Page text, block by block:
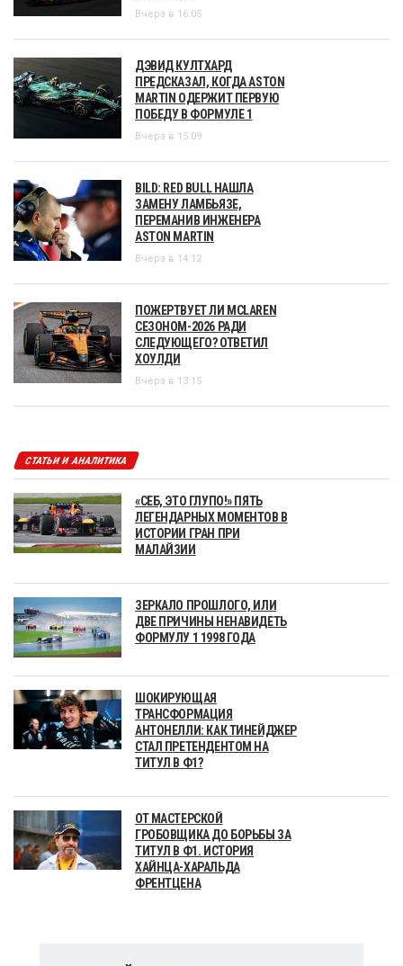
Вчера в 16:05
ДЭВИД КУЛТХАРД
ПРЕДСКАЗАЛ, КОГДА ASTON
MARTIN ОДЕРЖИТ ПЕРВУЮ
ПОБЕДУ В ФОРМУЛЕ 1
Вчера в 15:09
BILD: RED BULL НАШЛА
ЗАМЕНУ ЛАМБЬЯЗЕ,
ПЕРЕМАНИВ ИНЖЕНЕРА
ASTON MARTIN
Вчера в 14:12
ПОЖЕРТВУЕТ ЛИ MCLAREN
СЕЗОНОМ-2026 РАДИ
СЛЕДУЮЩЕГО? ОТВЕТИЛ
ХОУЛДИ
Вчера в 13:15
СТАТЬИ И АНАЛИТИКА
«СЕБ, ЭТО ГЛУПО!» ПЯТЬ
ЛЕГЕНДАРНЫХ МОМЕНТОВ В
ИСТОРИИ ГРАН ПРИ
МАЛАЙЗИИ
ЗЕРКАЛО ПРОШЛОГО, ИЛИ
ДВЕ ПРИЧИНЫ НЕНАВИДЕТЬ
ФОРМУЛУ 1 1998 ГОДА
ШОКИРУЮЩАЯ
ТРАНСФОРМАЦИЯ
АНТОНЕЛЛИ: КАК ТИНЕЙДЖЕР
СТАЛ ПРЕТЕНДЕНТОМ НА
ТИТУЛ В Ф1?
ОТ МАСТЕРСКОЙ
ГРОБОВЩИКА ДО БОРЬБЫ ЗА
ТИТУЛ В Ф1. ИСТОРИЯ
ХАЙНЦА-ХАРАЛЬДА
ФРЕНТЦЕНА